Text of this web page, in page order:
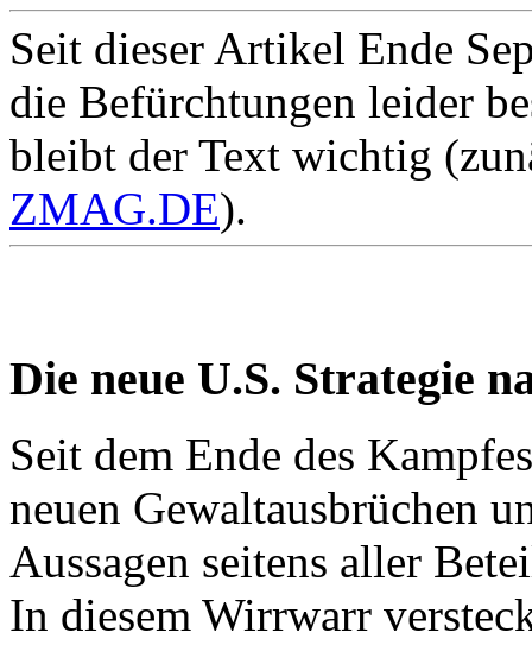
Seit dieser Artikel Ende
die Befürchtungen leider
bleibt der Text wichtig
ZMAG.DE).
Die neue U.S. Strategie
Seit dem Ende des
neuen Gewaltausbrüchen
Aussagen seitens aller
In diesem Wirrwarr